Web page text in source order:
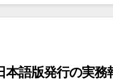
本語版発行の実務